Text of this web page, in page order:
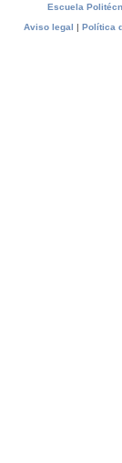
Escuela
Aviso legal | Política